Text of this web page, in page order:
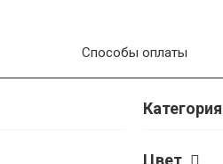
Категория
Цвет
Способы оплаты